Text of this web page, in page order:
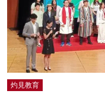
灼見教育